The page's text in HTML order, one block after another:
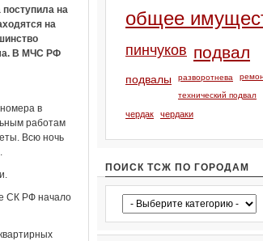
на
на
В МЧС РФ
в
работам
Всю ночь
СК РФ начало
общее
пинчуков подвал
подвалы разворотнева
технический подвал
чердак чердаки
ПОИСК ТСЖ ПО ГОРОДАМ